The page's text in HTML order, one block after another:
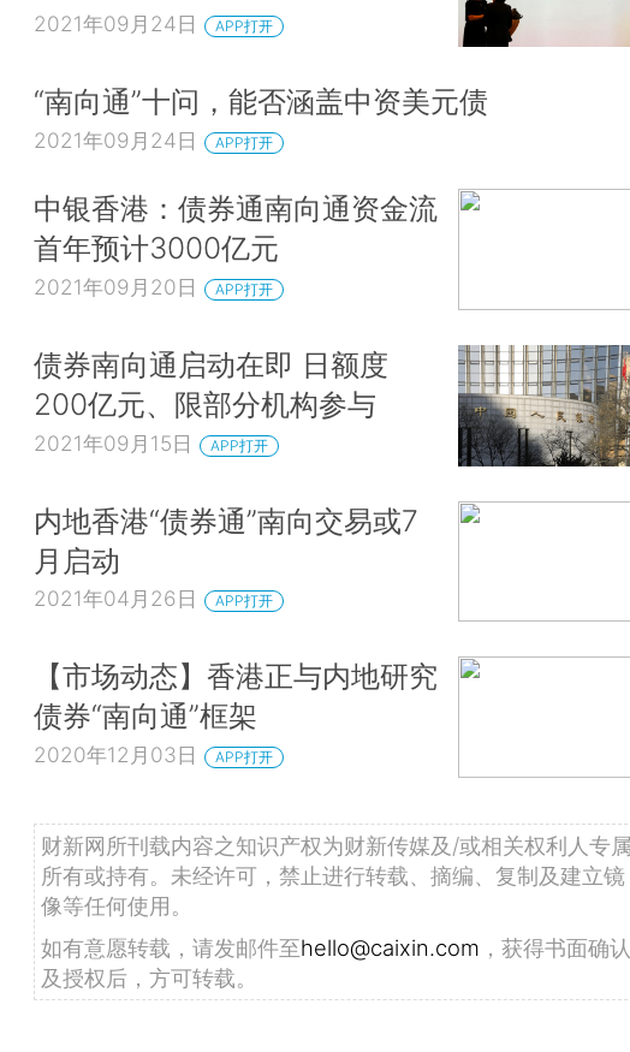
2021年09月24日 APP打开
“南向通”十问，能否涵盖中资美元债
2021年09月24日 APP打开
中银香港：债券通南向通资金流
首年预计3000亿元
2021年09月20日 APP打开
债券南向通启动在即 日额度
200亿元、限部分机构参与
2021年09月15日 APP打开
内地香港“债券通”南向交易或7
月启动
2021年04月26日 APP打开
【市场动态】香港正与内地研究
债券“南向通”框架
2020年12月03日 APP打开
财新网所刊载内容之知识产权为财新传媒及/或相关权利人专属
所有或持有。未经许可，禁止进行转载、摘编、复制及建立镜
像等任何使用。
如有意愿转载，请发邮件至hello@caixin.com ，获得书面确认
及授权后，方可转载。